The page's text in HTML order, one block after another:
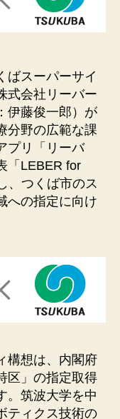
ばスーパーサイ
式会社リーバー
伊藤俊一郎）が
分野の広範な課
プリ「リーバ
「LEBER for
、つくば市のス
への指定に向け
構想は、内閣府
区」の指定取得
。筑波大学を中
ティクス技術の